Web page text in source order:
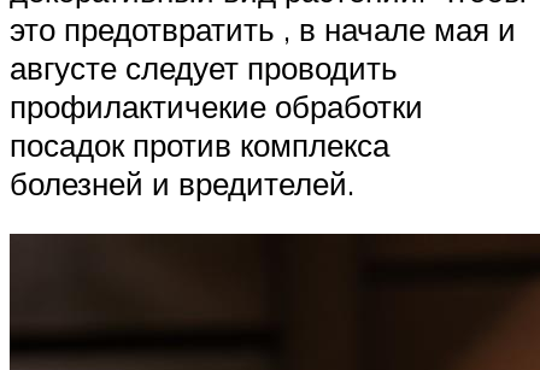
это предотвратить , в начале мая и
августе следует проводить
профилактичекие обработки
посадок против комплекса
болезней и вредителей.